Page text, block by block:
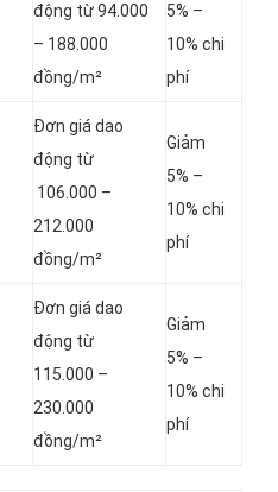
động từ 94.000
– 188.000
đồng/m²
5% –
10% chi
phí
Đơn giá dao
động từ
106.000 –
212.000
đồng/m²
Giảm
5% –
10% chi
phí
Đơn giá dao
động từ
115.000 –
230.000
đồng/m²
Giảm
5% –
10% chi
phí